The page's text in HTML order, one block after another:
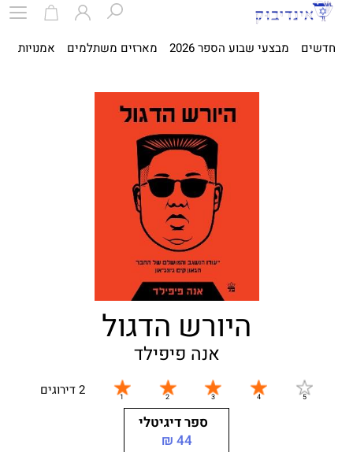
חדשים מבצעי שבוע הספר 2026 מארזים משתלמים אמנויות
היורש הדגול
אנה פיפילד
2 דירוגים
ספר דיגיטלי
44 ₪